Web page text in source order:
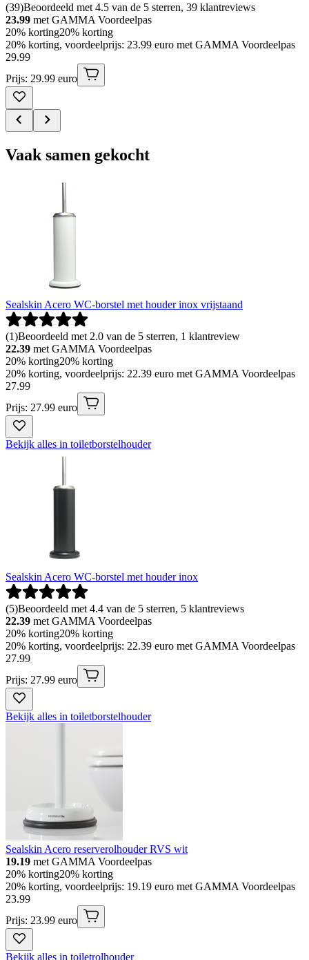
(39)Beoordeeld met 4.5 van de 5 sterren, 39 klantreviews
23.99 met GAMMA Voordeelpas
20% korting20% korting
20% korting, voordeelprijs: 23.99 euro met GAMMA Voordeelpas
29.99
Prijs: 29.99 euro
Vaak samen gekocht
Sealskin Acero WC-borstel met houder inox vrijstaand
(1)Beoordeeld met 2.0 van de 5 sterren, 1 klantreview
22.39 met GAMMA Voordeelpas
20% korting20% korting
20% korting, voordeelprijs: 22.39 euro met GAMMA Voordeelpas
27.99
Prijs: 27.99 euro
Bekijk alles in toiletborstelhouder
Sealskin Acero WC-borstel met houder inox
(5)Beoordeeld met 4.4 van de 5 sterren, 5 klantreviews
22.39 met GAMMA Voordeelpas
20% korting20% korting
20% korting, voordeelprijs: 22.39 euro met GAMMA Voordeelpas
27.99
Prijs: 27.99 euro
Bekijk alles in toiletborstelhouder
Sealskin Acero reserverolhouder RVS wit
19.19 met GAMMA Voordeelpas
20% korting20% korting
20% korting, voordeelprijs: 19.19 euro met GAMMA Voordeelpas
23.99
Prijs: 23.99 euro
Bekijk alles in toiletrolhouder